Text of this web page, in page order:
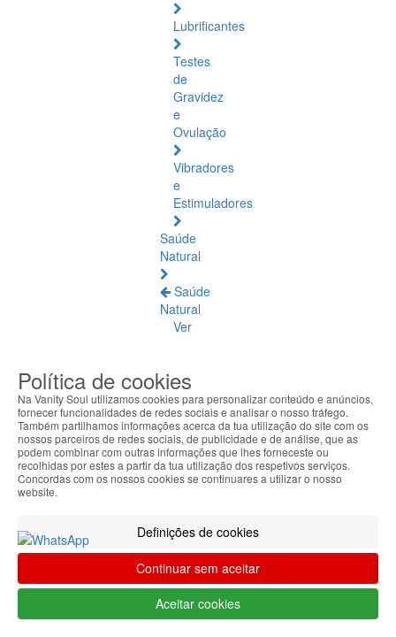
Lubrificantes
Testes
de
Gravidez
e
Ovulação
Vibradores
e
Estimuladores
Saúde
Natural
Saúde
Natural
Ver
Âmbar
Báltico
Articulações
e
Músculos
Quotidiano
Circulação
e
Pernas
Política de cookies
Na Vanity Soul utilizamos cookies para personalizar conteúdo e anúncios,
fornecer funcionalidades de redes sociais e analisar o nosso tráfego.
Também partilhamos informações acerca da tua utilização do site com os
nossos parceiros de redes sociais, de publicidade e de análise, que as
podem combinar com outras informações que lhes forneceste ou
recolhidas por estes a partir da tua utilização dos respetivos serviços.
Concordas com os nossos cookies se continuares a utilizar o nosso
website.
Definições de cookies
Continuar sem aceitar
Aceitar cookies